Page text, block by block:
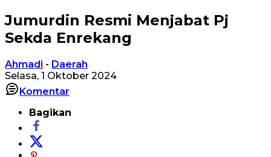
Jumurdin Resmi Menjabat Pj
Sekda Enrekang
Ahmadi - Daerah
Selasa, 1 Oktober 2024
Komentar
Bagikan